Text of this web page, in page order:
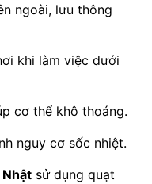
ngoài, lưu thông
khi làm việc dưới
cơ thể khô thoáng.
nguy cơ sốc nhiệt.
sử dụng quạt